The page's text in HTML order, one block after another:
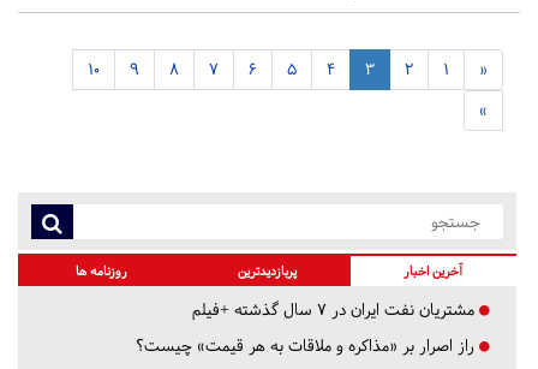
«
1
2
3
4
5
6
7
8
9
10
»
آخرین اخبار پربازدیدترین روزنامه ها
مشتریان نفت ایران در ۷ سال گذشته +فیلم
راز اصرار بر «مذاکره و ملاقات به هر قیمت» چیست؟